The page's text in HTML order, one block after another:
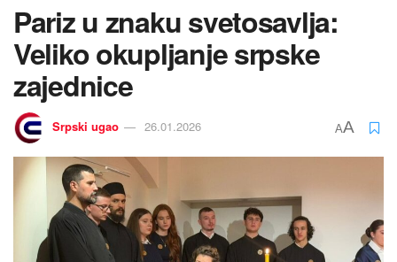
Pariz u znaku svetosavlja:
Veliko okupljanje srpske
zajednice
Srpski ugao 26.01.2026 AA